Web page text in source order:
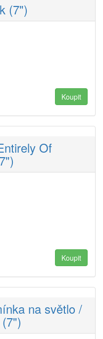
(7")
Of
na sv​ě​tlo /